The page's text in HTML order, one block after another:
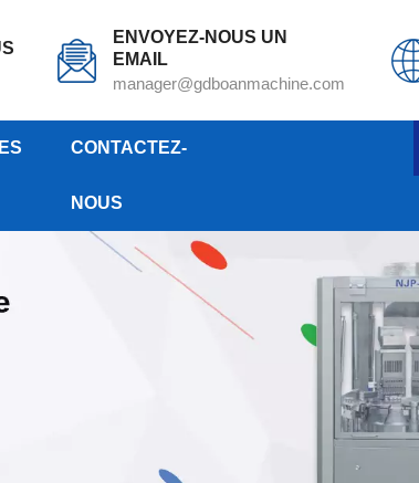
ENVOYEZ-NOUS UN
EMAIL
manager@gdboanmachine.com
CONTACTEZ-
NOUS